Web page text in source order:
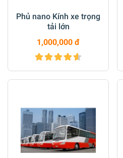
Phủ nano Kính xe trọng
tải lớn
1,000,000 đ